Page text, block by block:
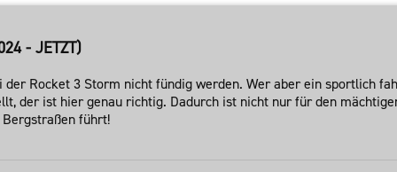
- JETZT)
Rocket 3 Storm nicht fündig werden. Wer aber ein sportlich
der ist hier genau richtig. Dadurch ist nicht nur für den
führt!